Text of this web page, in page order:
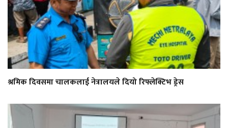
श्रमिक दिवसमा चालकलाई नेत्रालयले दियो रिफ्लेक्टिभ ड्रेस